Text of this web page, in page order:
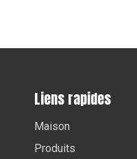
Liens rapides
Maison
Produits